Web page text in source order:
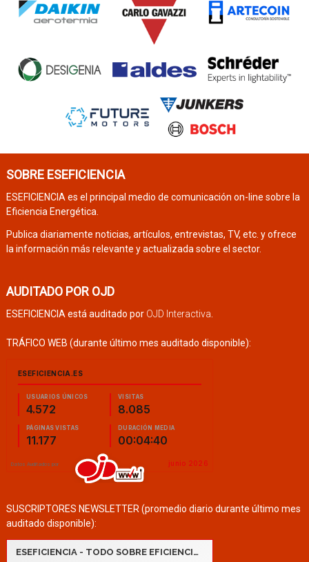
SOBRE ESEFICIENCIA
ESEFICIENCIA es el principal medio de comunicación on-line sobre la
Eficiencia Energética.
Publica diariamente noticias, artículos, entrevistas, TV, etc. y ofrece
la información más relevante y actualizada sobre el sector.
AUDITADO POR OJD
ESEFICIENCIA está auditado por OJD Interactiva
TRÁFICO WEB (durante último mes auditado disponible):
SUSCRIPTORES NEWSLETTER (promedio diario durante último mes
auditado disponible):